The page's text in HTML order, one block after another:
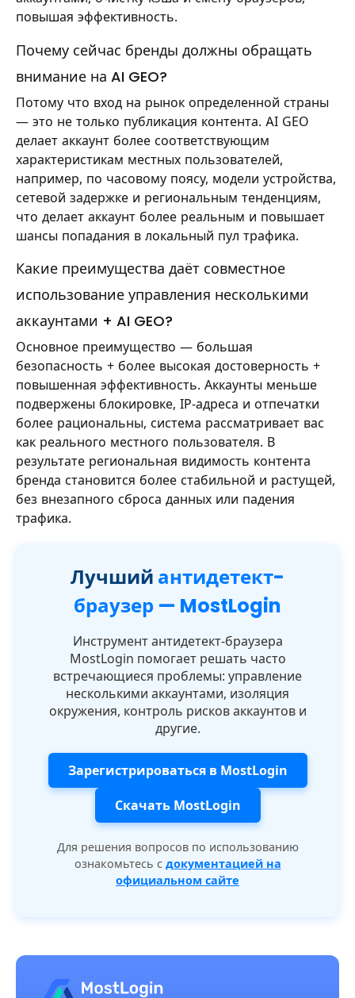
повышая эффективность.
Почему сейчас бренды должны обращать
внимание на AI GEO?
Потому что вход на рынок определенной страны
— это не только публикация контента. AI GEO
делает аккаунт более соответствующим
характеристикам местных пользователей,
например, по часовому поясу, модели устройства,
сетевой задержке и региональным тенденциям,
что делает аккаунт более реальным и повышает
шансы попадания в локальный пул трафика.
Какие преимущества даёт совместное
использование управления несколькими
аккаунтами + AI GEO?
Основное преимущество — большая
безопасность + более высокая достоверность +
повышенная эффективность. Аккаунты меньше
подвержены блокировке, IP-адреса и отпечатки
более рациональны, система рассматривает вас
как реального местного пользователя. В
результате региональная видимость контента
бренда становится более стабильной и растущей,
без внезапного сброса данных или падения
трафика.
Лучший антидетект-
браузер — MostLogin
Инструмент антидетект-браузера
MostLogin помогает решать часто
встречающиеся проблемы: управление
несколькими аккаунтами, изоляция
окружения, контроль рисков аккаунтов и
другие.
Зарегистрироваться в MostLogin
Скачать MostLogin
Для решения вопросов по использованию
ознакомьтесь с документацией на
официальном сайте